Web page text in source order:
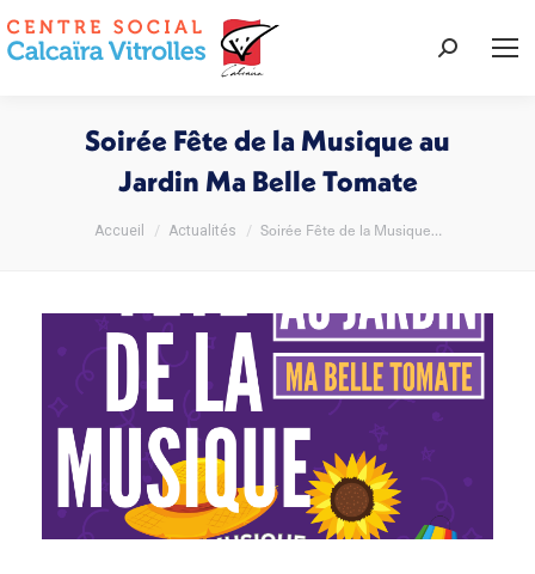
Recherche
Soirée Fête de la Musique au
Jardin Ma Belle Tomate
Accueil Actualités Soirée Fête de la Musique…